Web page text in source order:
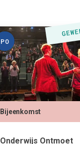
PO
Bijeenkomst
Onderwijs Ontmoet